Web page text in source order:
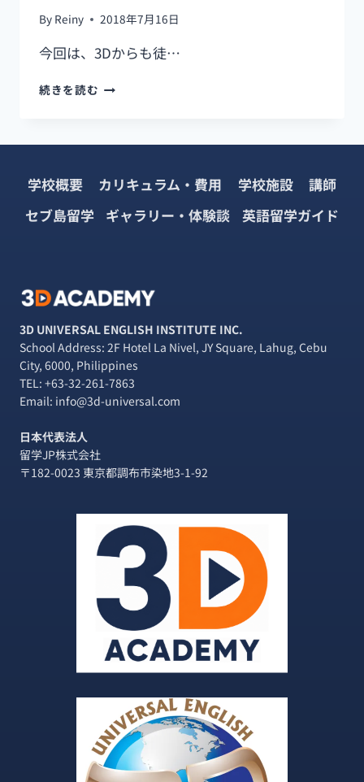
By Reiny 2018年7月16日
今回は、3Dからも徒…
続きを読む 【新
FUJINOYA！】〜
格
ー
キ
と
コ
ー
ヒ
ー
が
め
る、
ち
着
い
囲
気
カ
フ
学校概要 カリキュラム・費用 学校施設
講師
セブ島留学 ギャラリー・体験談 英語留学ガイド
3D UNIVERSAL ENGLISH INSTITUTE INC.
School Address: 2F Hotel La Nivel, JY Square, Lahug, Cebu
City, 6000, Philippines
TEL: +63-32-261-7863
Email: info@3d-universal.com
日本代表法人
留学JP株式会社
〒182-0023 東京都調布市染地3-1-92